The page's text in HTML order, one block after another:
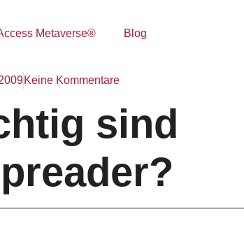
Metaverse® Blog
Keine Kommentare
sind